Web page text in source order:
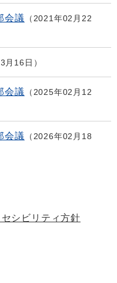
会議
2021年02月22
月16日
会議
2025年02月12
会議
2026年02月18
シビリティ方針